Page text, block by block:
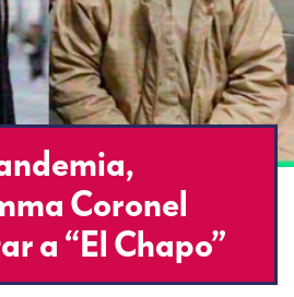
Coronel
a “El Chapo”